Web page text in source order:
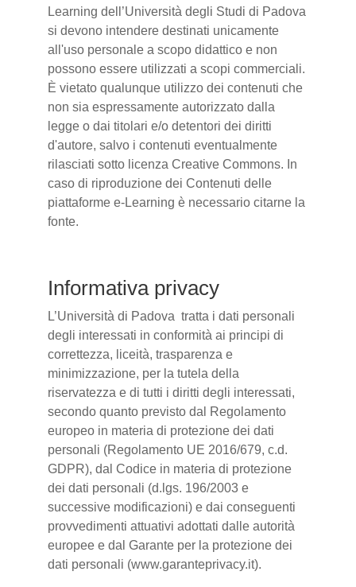
Learning dell’Università degli Studi di Padova
si devono intendere destinati unicamente
all'uso personale a scopo didattico e non
possono essere utilizzati a scopi commerciali.
È vietato qualunque utilizzo dei contenuti che
non sia espressamente autorizzato dalla
legge o dai titolari e/o detentori dei diritti
d'autore, salvo i contenuti eventualmente
rilasciati sotto licenza Creative Commons. In
caso di riproduzione dei Contenuti delle
piattaforme e-Learning è necessario citarne la
fonte.
Informativa privacy
L’Università di Padova tratta i dati personali
degli interessati in conformità ai principi di
correttezza, liceità, trasparenza e
minimizzazione, per la tutela della
riservatezza e di tutti i diritti degli interessati,
secondo quanto previsto dal Regolamento
europeo in materia di protezione dei dati
personali (Regolamento UE 2016/679, c.d.
GDPR), dal Codice in materia di protezione
dei dati personali (d.lgs. 196/2003 e
successive modificazioni) e dai conseguenti
provvedimenti attuativi adottati dalle autorità
europee e dal Garante per la protezione dei
dati personali (www.garanteprivacy.it).